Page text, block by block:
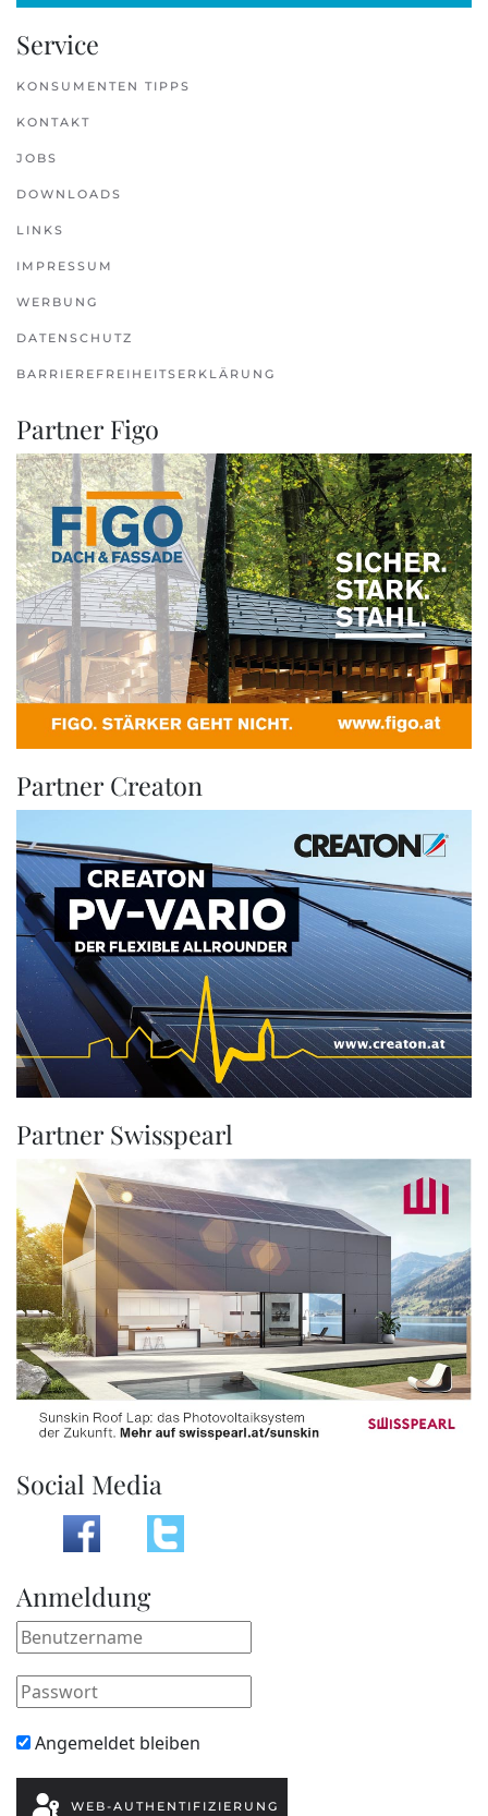
Service
KONSUMENTEN TIPPS
KONTAKT
JOBS
DOWNLOADS
LINKS
IMPRESSUM
WERBUNG
DATENSCHUTZ
BARRIEREFREIHEITSERKLÄRUNG
Partner Figo
Partner Creaton
Partner Swisspearl
Social Media
Anmeldung
Angemeldet bleiben
WEB-AUTHENTIFIZIERUNG